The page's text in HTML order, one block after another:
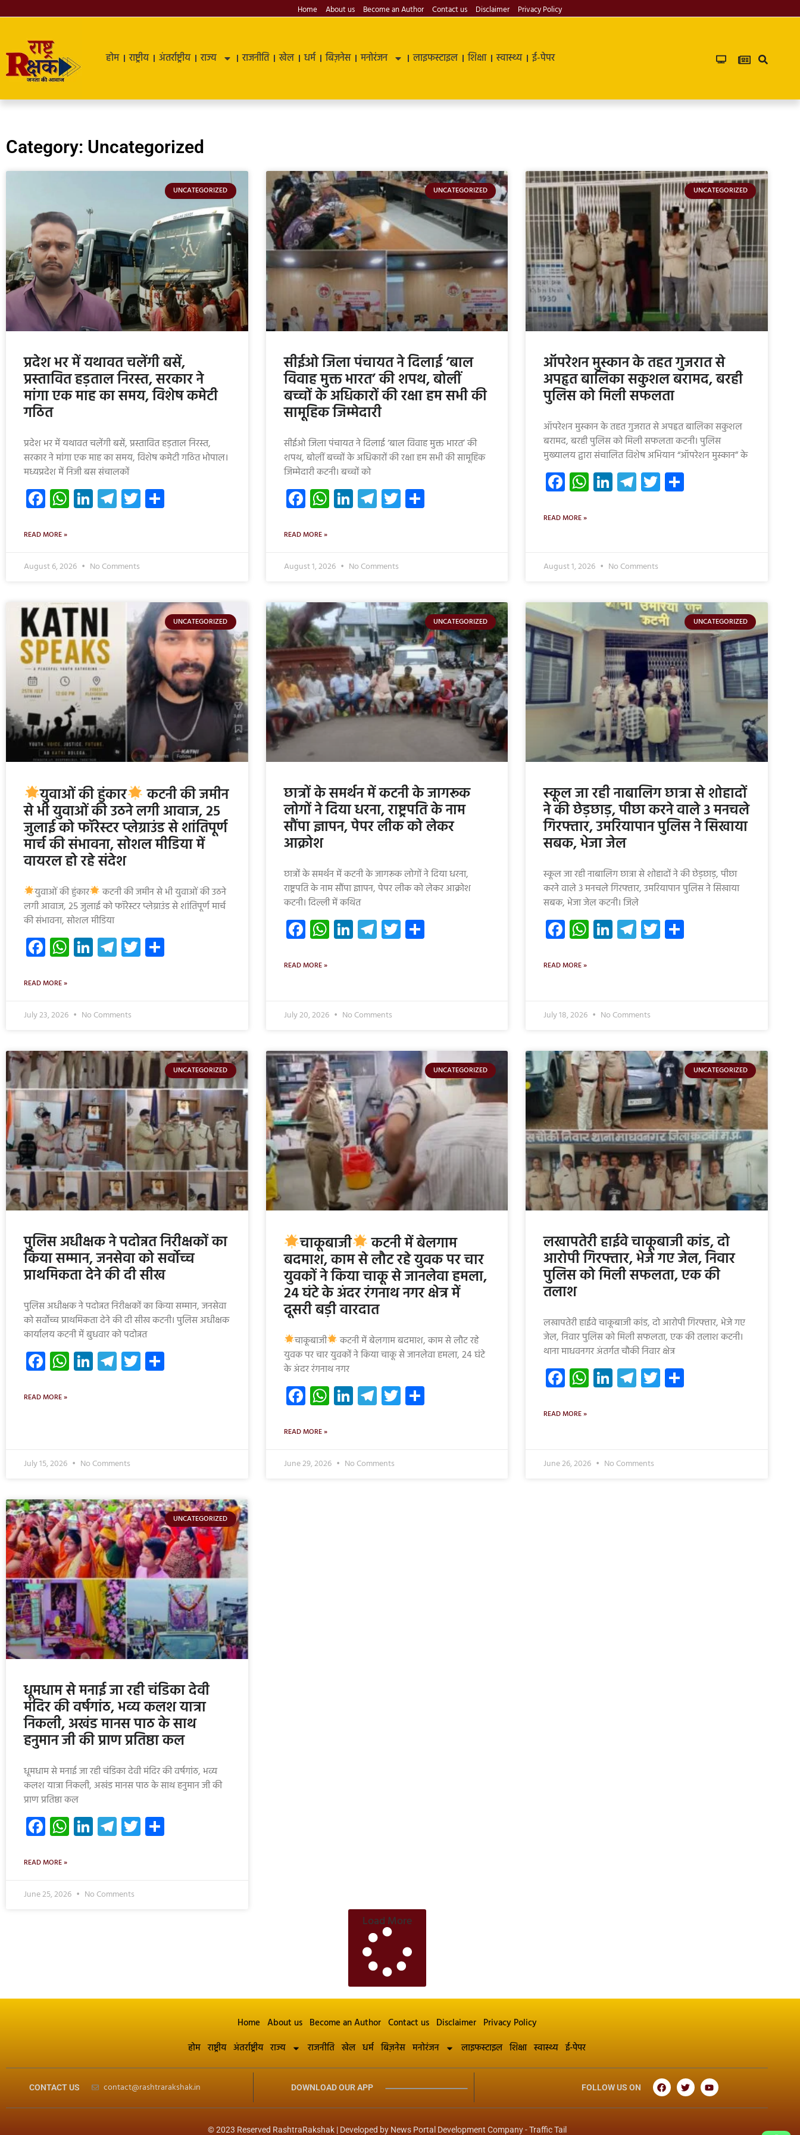
Home About us Become an Author Contact us Disclaimer Privacy Policy
होम राष्ट्रीय अंतर्राष्ट्रीय राज्य राजनीति खेल धर्म बिज़नेस मनोरंजन लाइफस्टाइल शिक्षा स्वास्थ्य ई-पेपर
Category: Uncategorized
UNCATEGORIZED
प्रदेश भर में यथावत चलेंगी बसें,
प्रस्तावित हड़ताल निरस्त, सरकार ने
मांगा एक माह का समय, विशेष कमेटी
गठित
प्रदेश भर में यथावत चलेंगी बसें, प्रस्तावित हड़ताल निरस्त,
सरकार ने मांगा एक माह का समय, विशेष कमेटी गठित भोपाल।
मध्यप्रदेश में निजी बस संचालकों
Facebook
WhatsApp
LinkedIn
Telegram
Twitter
READ MORE »
August 6, 2026 No Comments
UNCATEGORIZED
सीईओ जिला पंचायत ने दिलाई ‘बाल
विवाह मुक्त भारत’ की शपथ, बोलीं
बच्चों के अधिकारों की रक्षा हम सभी की
सामूहिक जिम्मेदारी
सीईओ जिला पंचायत ने दिलाई ‘बाल विवाह मुक्त भारत’ की
शपथ, बोलीं बच्चों के अधिकारों की रक्षा हम सभी की सामूहिक
जिम्मेदारी कटनी। बच्चों को
Facebook
WhatsApp
LinkedIn
Telegram
Twitter
Share
READ MORE »
August 1, 2026 No Comments
UNCATEGORIZED
ऑपरेशन मुस्कान के तहत गुजरात से
अपहृत बालिका सकुशल बरामद, बरही
पुलिस को मिली सफलता
ऑपरेशन मुस्कान के तहत गुजरात से अपहृत बालिका सकुशल
बरामद, बरही पुलिस को मिली सफलता कटनी। पुलिस
मुख्यालय द्वारा संचालित विशेष अभियान “ऑपरेशन मुस्कान” के
Facebook
WhatsApp
LinkedIn
Telegram
Twitter
READ MORE »
August 1, 2026 No Comments
UNCATEGORIZED
युवाओं की हुंकार कटनी की जमीन
से भी युवाओं की उठने लगी आवाज, 25
जुलाई को फॉरेस्टर प्लेग्राउंड से शांतिपूर्ण
मार्च की संभावना, सोशल मीडिया में
वायरल हो रहे संदेश
युवाओं की हुंकार
कटनी की जमीन से भी युवाओं की उठने
लगी आवाज, 25 जुलाई को फॉरेस्टर प्लेग्राउंड से शांतिपूर्ण मार्च
की संभावना, सोशल मीडिया
Facebook
WhatsApp
LinkedIn
Telegram
Twitter
READ MORE »
July 23, 2026 No Comments
UNCATEGORIZED
छात्रों के समर्थन में कटनी के जागरूक
लोगों ने दिया धरना, राष्ट्रपति के नाम
सौंपा ज्ञापन, पेपर लीक को लेकर
आक्रोश
छात्रों के समर्थन में कटनी के जागरूक लोगों ने दिया धरना,
राष्ट्रपति के नाम सौंपा ज्ञापन, पेपर लीक को लेकर आक्रोश
कटनी। दिल्ली में कथित
Facebook
WhatsApp
LinkedIn
Telegram
Twitter
Share
READ MORE »
July 20, 2026 No Comments
UNCATEGORIZED
स्कूल जा रही नाबालिग छात्रा से शोहादों
ने की छेड़छाड़, पीछा करने वाले 3 मनचले
गिरफ्तार, उमरियापान पुलिस ने सिखाया
सबक, भेजा जेल
स्कूल जा रही नाबालिग छात्रा से शोहादों ने की छेड़छाड़, पीछा
करने वाले 3 मनचले गिरफ्तार, उमरियापान पुलिस ने सिखाया
सबक, भेजा जेल कटनी। जिले
Facebook
WhatsApp
LinkedIn
Telegram
Twitter
READ MORE »
July 18, 2026 No Comments
UNCATEGORIZED
पुलिस अधीक्षक ने पदोन्नत निरीक्षकों का
किया सम्मान, जनसेवा को सर्वोच्च
प्राथमिकता देने की दी सीख
पुलिस अधीक्षक ने पदोन्नत निरीक्षकों का किया सम्मान, जनसेवा
को सर्वोच्च प्राथमिकता देने की दी सीख कटनी। पुलिस अधीक्षक
कार्यालय कटनी में बुधवार को पदोन्नत
Facebook
WhatsApp
LinkedIn
Telegram
Twitter
READ MORE »
July 15, 2026 No Comments
UNCATEGORIZED
चाकूबाजी कटनी में बेलगाम
बदमाश, काम से लौट रहे युवक पर चार
युवकों ने किया चाकू से जानलेवा हमला,
24 घंटे के अंदर रंगनाथ नगर क्षेत्र में
दूसरी बड़ी वारदात
चाकूबाजी
कटनी में बेलगाम बदमाश, काम से लौट रहे
युवक पर चार युवकों ने किया चाकू से जानलेवा हमला, 24 घंटे
के अंदर रंगनाथ नगर
Facebook
WhatsApp
LinkedIn
Telegram
Twitter
Share
READ MORE »
June 29, 2026 No Comments
UNCATEGORIZED
लखापतेरी हाईवे चाकूबाजी कांड, दो
आरोपी गिरफ्तार, भेजे गए जेल, निवार
पुलिस को मिली सफलता, एक की
तलाश
लखापतेरी हाईवे चाकूबाजी कांड, दो आरोपी गिरफ्तार, भेजे गए
जेल, निवार पुलिस को मिली सफलता, एक की तलाश कटनी।
थाना माधवनगर अंतर्गत चौकी निवार क्षेत्र
Facebook
WhatsApp
LinkedIn
Telegram
Twitter
READ MORE »
June 26, 2026 No Comments
UNCATEGORIZED
धूमधाम से मनाई जा रही चंडिका देवी
मंदिर की वर्षगांठ, भव्य कलश यात्रा
निकली, अखंड मानस पाठ के साथ
हनुमान जी की प्राण प्रतिष्ठा कल
धूमधाम से मनाई जा रही चंडिका देवी मंदिर की वर्षगांठ, भव्य
कलश यात्रा निकली, अखंड मानस पाठ के साथ हनुमान जी की
प्राण प्रतिष्ठा कल
Facebook
WhatsApp
LinkedIn
Telegram
Twitter
READ MORE »
June 25, 2026 No Comments
Load More
Home About us Become an Author Contact us Disclaimer Privacy Policy
होम राष्ट्रीय अंतर्राष्ट्रीय राज्य राजनीति खेल धर्म बिज़नेस मनोरंजन लाइफस्टाइल शिक्षा स्वास्थ्य ई-पेपर
CONTACT US contact@rashtrarakshak.in DOWNLOAD OUR APP FOLLOW US ON
© 2023 Reserved RashtraRakshak | Developed by News Portal Development Company-Traffic Tail